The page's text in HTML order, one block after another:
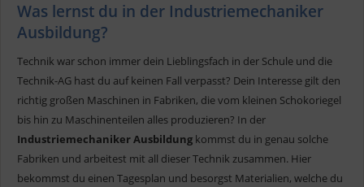
Was lernst du in der Industriemechaniker
Ausbildung?
Technik war schon immer dein Lieblingsfach in der Schule und die
Technik-AG hast du auf keinen Fall verpasst? Dein Interesse gilt den
richtig großen Maschinen in Fabriken, die vom kleinen Schokoriegel
bis hin zu Maschinenteilen alles produzieren? In der
Industriemechaniker Ausbildung kommst du in genau solche
Fabriken und arbeitest mit all dieser Technik zusammen. Hier
bekommst du einen Tagesplan und besorgst Materialien, welche du